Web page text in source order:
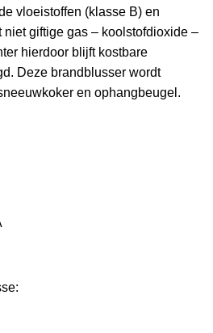
vloeistoffen (klasse B) en
giftige gas – koolstofdioxide –
hierdoor blijft kostbare
Deze brandblusser wordt
en ophangbeugel.